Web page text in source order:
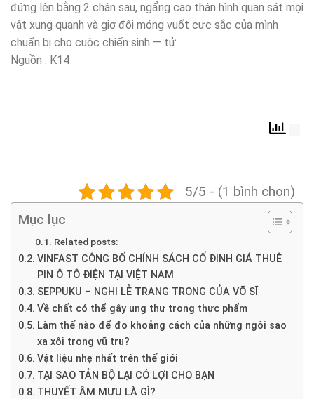
đứng lên bằng 2 chân sau, ngẩng cao thân hình quan sát mọi
vật xung quanh và giơ đôi móng vuốt cực sắc của mình
chuẩn bị cho cuộc chiến sinh — tử.
Nguồn : K14
5/5 - (1 bình chọn)
Mục lục
Related posts:
VINFAST CÔNG BỐ CHÍNH SÁCH CỐ ĐỊNH GIÁ THUÊ
PIN Ô TÔ ĐIỆN TẠI VIỆT NAM
SEPPUKU – NGHI LỄ TRANG TRỌNG CỦA VÕ SĨ
Về chất có thể gây ung thư trong thực phẩm
Làm thế nào để đo khoảng cách của những ngôi sao
xa xôi trong vũ trụ?
Vật liệu nhẹ nhất trên thế giới
TẠI SAO TẢN BỘ LẠI CÓ LỢI CHO BẠN
THUYẾT ÂM MƯU LÀ GÌ?